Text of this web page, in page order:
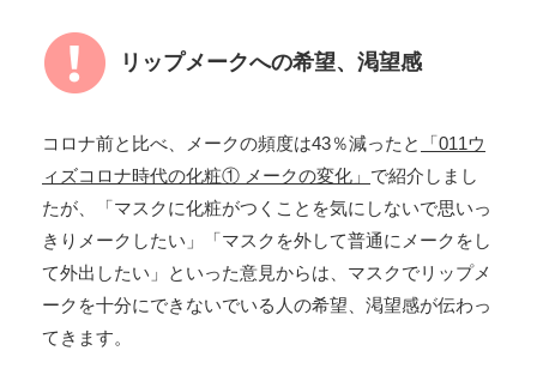
リップメークへの希望、渇望感
コロナ前と比べ、メークの頻度は43％減ったと
「011ウ
ィズコロナ時代の化粧① メークの変化」 で紹介しまし
たが、「マスクに化粧がつくことを気にしないで思いっ
きりメークしたい」「マスクを外して普通にメークをし
て外出したい」といった意見からは、マスクでリップメ
ークを十分にできないでいる人の希望、渇望感が伝わっ
てきます。